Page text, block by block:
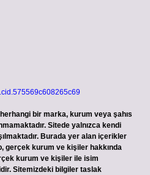
bir marka, kurum veya şahıs
Sitede yalnızca kendi
Burada yer alan içerikler
gerçek kurum ve kişiler hakkında
kurum ve kişiler ile isim
Sitemizdeki bilgiler taslak